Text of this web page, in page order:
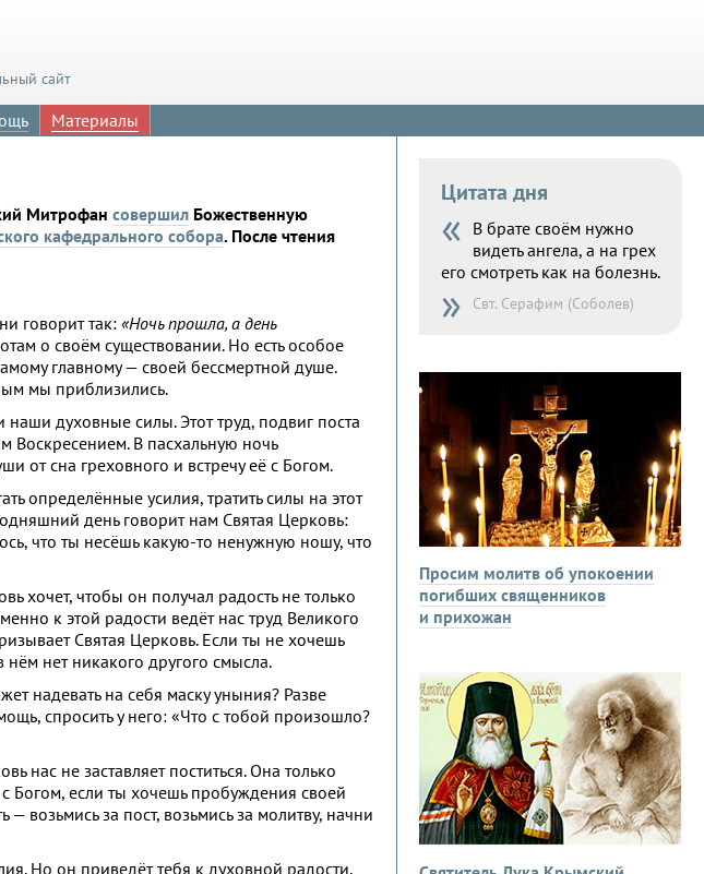
сайт
Материалы
Митрофан совершил Божественную
кафедрального собора. После чтения
говорит так: «Ночь прошла, а день
о своём существовании. Но есть особое
главному — своей бессмертной душе.
мы приблизились.
духовные силы. Этот труд, подвиг поста
Воскресением. В пасхальную ночь
от сна греховного и встречу её с Богом.
определённые усилия, тратить силы на этот
день говорит нам Святая Церковь:
что ты несёшь какую-то ненужную ношу, что
хочет, чтобы он получал радость не только
к этой радости ведёт нас труд Великого
Святая Церковь. Если ты не хочешь
нет никакого другого смысла.
надевать на себя маску уныния? Разве
спросить у него: «Что с тобой произошло?
нас не заставляет поститься. Она только
Богом, если ты хочешь пробуждения своей
возьмись за пост, возьмись за молитву, начни
Но он приведёт тебя к духовной радости,
Цитата дня
« В брате своём нужно
видеть ангела, а на грех
его смотреть как на болезнь.
» Свт. Серафим (Соболев)
Просим молитв об упокоении
погибших священников
и прихожан